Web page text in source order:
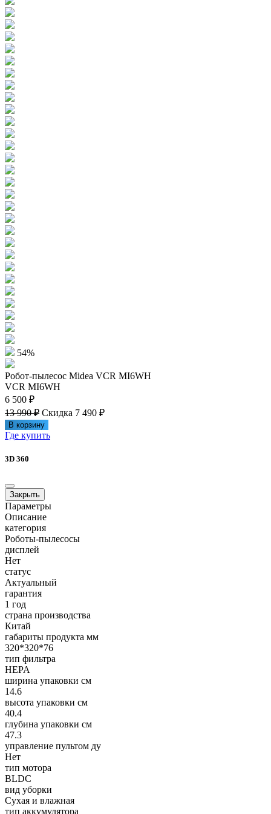
54%
Робот-пылесос Midea VCR MI6WH
VCR MI6WH
6 500 ₽
13 990 ₽ Скидка 7 490 ₽
В корзину
Где купить
3D 360
Закрыть
Параметры
Описание
категория
Роботы-пылесосы
дисплей
Нет
статус
Актуальный
гарантия
1 год
страна производства
Китай
габариты продукта мм
320*320*76
тип фильтра
HEPA
ширина упаковки см
14.6
высота упаковки см
40.4
глубина упаковки см
47.3
управление пультом ду
Нет
тип мотора
BLDC
вид уборки
Сухая и влажная
тип аккумулятора